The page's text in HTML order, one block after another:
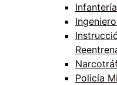
Infantería
Policía